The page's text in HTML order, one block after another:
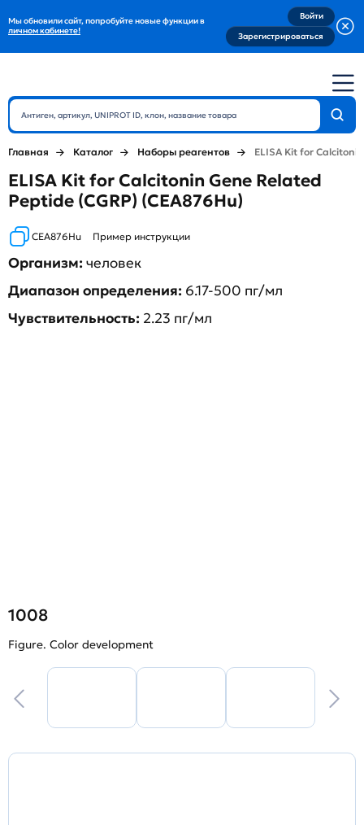
Мы обновили сайт, попробуйте новые функции в
личном кабинете!
Войти
Зарегистрироваться
Главная Каталог Наборы реагентов ELISA Kit for
ELISA Kit for Calcitonin Gene Related
Peptide (CGRP) (CEA876Hu)
CEA876Hu Пример инструкции
Организм:человек
Диапазон определения: 6.17-500 пг/мл
Чувствительность: 2.23 пг/мл
1008
Figure. Color development